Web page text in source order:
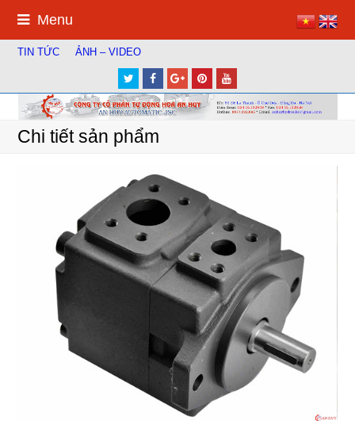
Menu
TIN TỨC ẢNH – VIDEO
TwitterFacebook
Google
Plus
Pinterest
Chi tiết sản phẩm